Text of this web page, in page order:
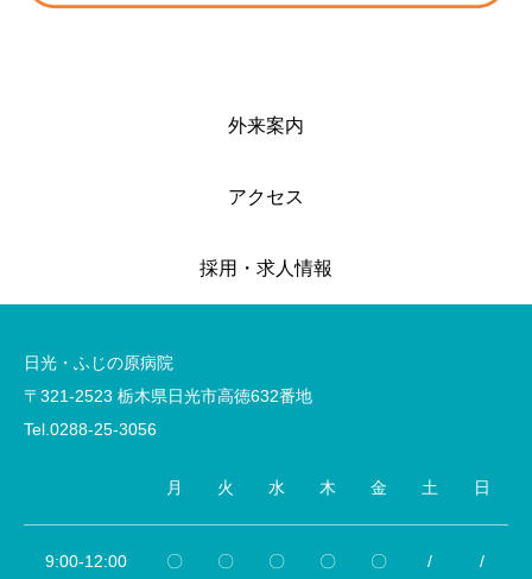
外来案内
アクセス
採用・求人情報
日光・ふじの原病院
〒321-2523 栃木県日光市高徳632番地
Tel.0288-25-3056
月 火 水 木 金 土 日
9:00-12:00 〇 〇 〇 〇 〇 / /